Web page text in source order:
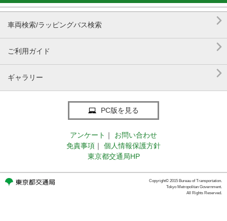
車両検索/ラッピングバス検索 
ご利用ガイド 
ギャラリー 
PC版を見る
アンケート ｜
お問い合わせ
免責事項 ｜
個人情報保護方針
東京都交通局HP
Copyright© 2015 Bureau of Transportation.
Tokyo Metropolitan Government.
All Rights Reserved.